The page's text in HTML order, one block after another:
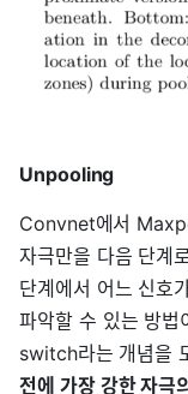
Unpooling
Convnet에서
자극만을 다음 단계
단계에서 어느 신호
파악할 수 있는 방법
switch라는 개념을
전에 가장 강한 자극